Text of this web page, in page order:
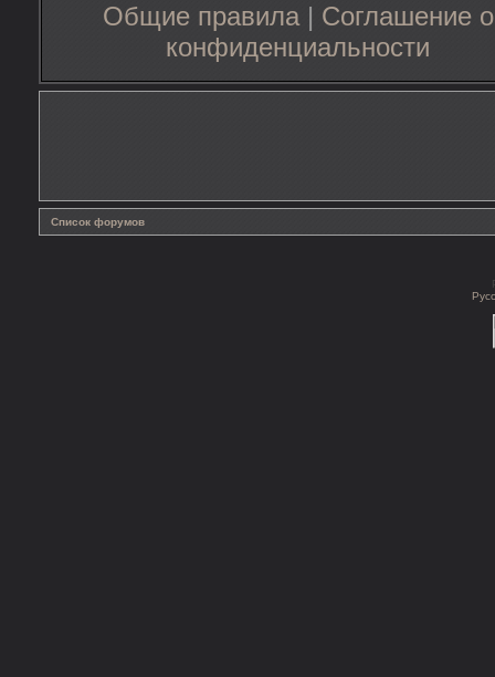
Общие правила| Соглашение о
конфиденциальности
Список форумов